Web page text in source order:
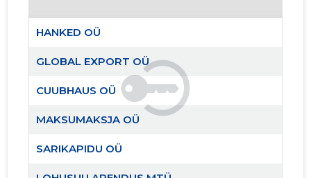
HANKED OÜ
GLOBAL EXPORT OÜ
CUUBHAUS OÜ
MAKSUMAKSJA OÜ
SARIKAPIDU OÜ